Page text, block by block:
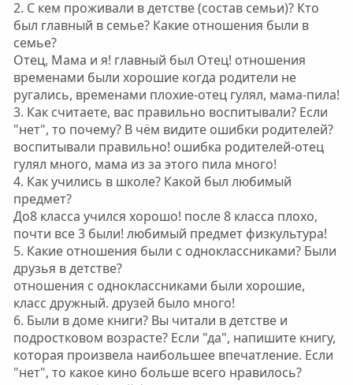
2. С кем проживали в детстве (состав семьи)? Кто
был главный в семье? Какие отношения были в
семье?
Отец, Мама и я! главный был Отец! отношения
временами были хорошие когда родители не
ругались, временами плохие-отец гулял, мама-пила!
3. Как считаете, вас правильно воспитывали? Если
"нет", то почему? В чём видите ошибки родителей?
воспитывали правильно! ошибка родителей-отец
гулял много, мама из за этого пила много!
4. Как учились в школе? Какой был любимый
предмет?
До8 класса учился хорошо! после 8 класса плохо,
почти все 3 были! любимый предмет физкультура!
5. Какие отношения были с одноклассниками? Были
друзья в детстве?
отношения с одноклассниками были хорошие,
класс дружный. друзей было много!
6. Были в доме книги? Вы читали в детстве и
подростковом возрасте? Если "да", напишите книгу,
которая произвела наибольшее впечатление. Если
"нет", то какое кино больше всего нравилось?